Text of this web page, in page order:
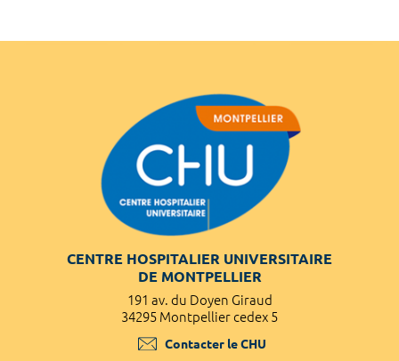
CENTRE HOSPITALIER UNIVERSITAIRE
DE MONTPELLIER
191 av. du Doyen Giraud
34295 Montpellier cedex 5
Contacter le CHU